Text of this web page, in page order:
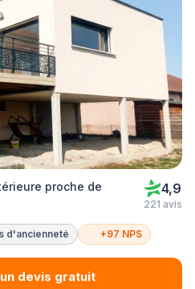
proche de
4,9
221 avis
d'ancienneté +97 NPS
devis gratuit